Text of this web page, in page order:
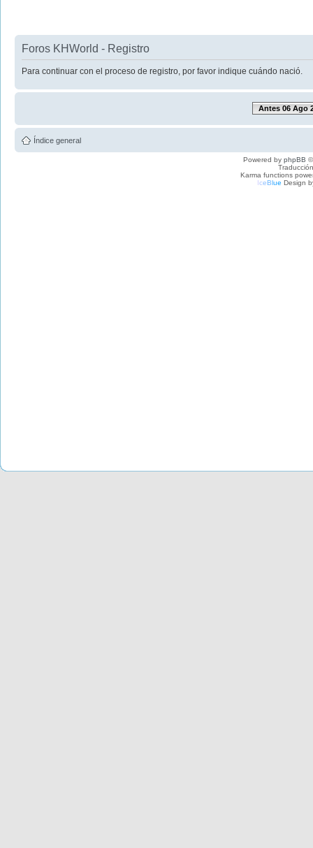
Foros KHWorld - Registro
Para continuar con el proceso de registro, por favor indique cuándo nació.
Antes 06 Ago
Índice general
Powered by phpBB
Karma functions
IceBlue Design